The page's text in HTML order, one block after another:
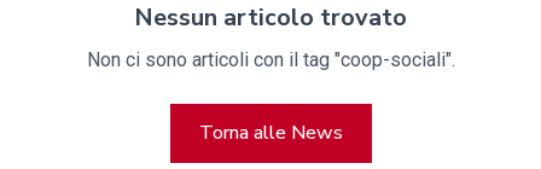
Nessun articolo trovato
Non ci sono articoli con il tag "coop-sociali".
Torna alle News